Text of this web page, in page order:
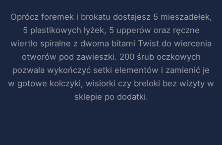
Oprócz foremek i brokatu dostajesz 5 mieszadełek,
5 plastikowych łyżek, 5 upperów oraz ręczne
wiertło spiralne z dwoma bitami Twist do wiercenia
otworów pod zawieszki. 200 śrub oczkowych
pozwala wykończyć setki elementów i zamienić je
w gotowe kolczyki, wisiorki czy breloki bez wizyty w
sklepie po dodatki.